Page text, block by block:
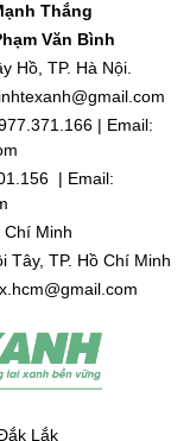
Thắng
Văn Bình
Hồ, TP. Hà Nội.
| Email:
| Email:
Chí Minh
Tây, TP. Hồ Chí Minh
Lắk